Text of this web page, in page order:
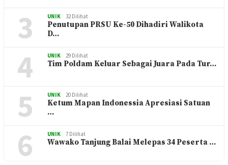
3 UNIK 32 Dilihat
Penutupan PRSU Ke-50 Dihadiri Walikota
D…
4 UNIK 29 Dilihat
Tim Poldam Keluar Sebagai Juara Pada Tur…
5 UNIK 20 Dilihat
Ketum Mapan Indonessia Apresiasi Satuan
…
6 UNIK 7 Dilihat
Wawako Tanjung Balai Melepas 34 Peserta …